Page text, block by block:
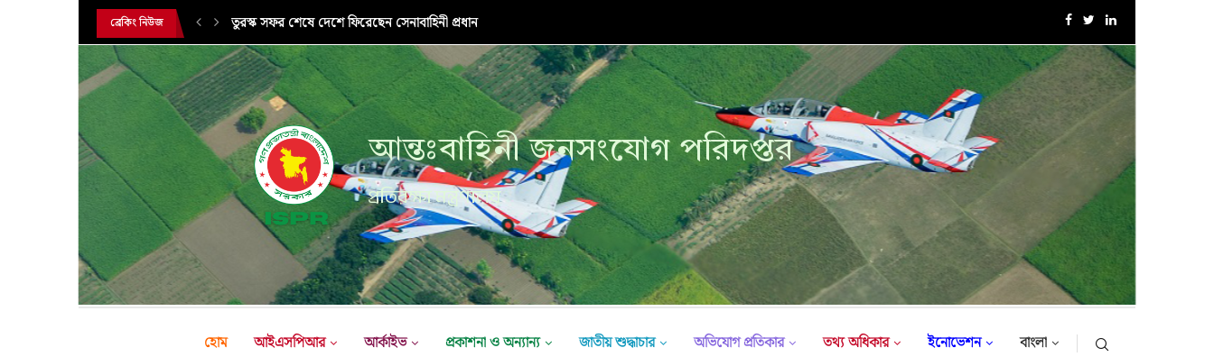
ব্রেকিং নিউজ
তুরস্ক সফর শেষে দেশে ফিরেছেন সেনাবাহিনী প্রধান
সরকারি সফরে তুরস্ক গমন করলেন সেনাবাহিনী প্রধান
এক্সারসাইজ টাইগার লাইটনিং-২০২৬ এর উদ্বোধনী অনুষ্ঠান
আন্তঃবাহিনী জনসংযোগ পরিদপ্তর
প্রতিরক্ষা মন্ত্রণালয়
হোম আইএসপিআর আর্কাইভ প্রকাশনা ও অন্যান্য জাতীয় শুদ্ধাচার অভিযোগ প্রতিকার তথ্য অধিকার ইনোভেশন বাংলা